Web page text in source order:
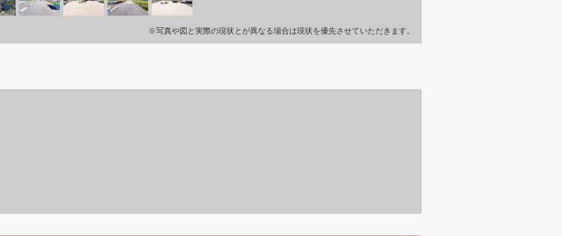
※写真や図と実際の現状とが異なる場合は現状を優先させていただきます。